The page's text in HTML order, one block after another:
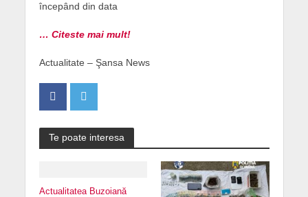
începând din data
… Citeste mai mult!
Actualitate – Şansa News
Te poate interesa
Actualitatea Buzoiană